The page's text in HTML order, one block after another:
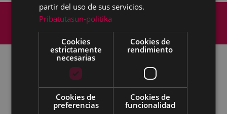
Mapa del Sitio
Aviso legal
Política de cookies
Accesibilidad
Todas las redes sociales del Ayuntamiento
Eibarko Andretxea - Isasi kalea, 11 | 20600 Eibar
Andretxea: 943 54 39 38
Igualdad: 943 70 84 40
partir del uso de sus servicios.
Pribatutasun-politika
Cookies
estrictamente
necesarias
Cookies de
rendimiento
Cookies de
preferencias
Cookies de
funcionalidad